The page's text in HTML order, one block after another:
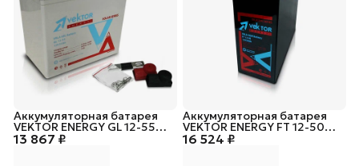
13 867 ₽
Аккумуляторная батарея
VEKTOR ENERGY GL 12-55
[55Ah / 12V / AGM+GEL] 16 524 ₽
Аккумуляторная батарея
VEKTOR ENERGY FT 12-50
[50Ah / 12V / AGM]